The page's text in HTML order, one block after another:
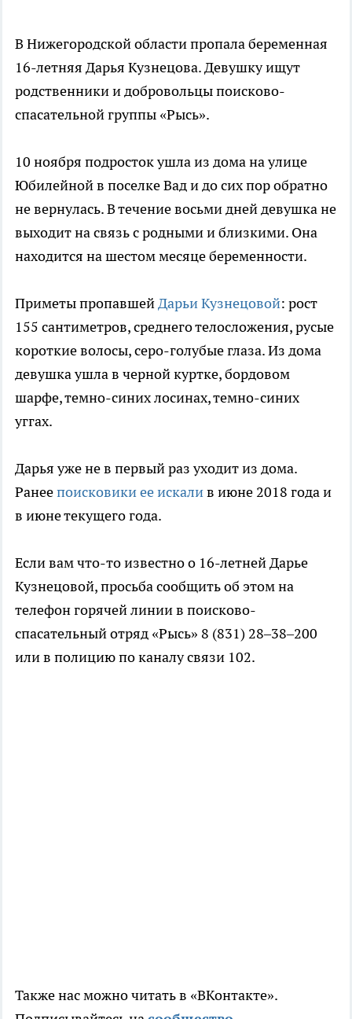
В Нижегородской области пропала беременная
16-летняя Дарья Кузнецова. Девушку ищут
родственники и добровольцы поисково-
спасательной группы «Рысь».
10 ноября подросток ушла из дома на улице
Юбилейной в поселке Вад и до сих пор обратно
не вернулась. В течение восьми дней девушка не
выходит на связь с родными и близкими. Она
находится на шестом месяце беременности.
Приметы пропавшейДарьи Кузнецовой: рост
155 сантиметров, среднего телосложения, русые
короткие волосы, серо-голубые глаза. Из дома
девушка ушла в черной куртке, бордовом
шарфе, темно-синих лосинах, темно-синих
уггах.
Дарья уже не в первый раз уходит из дома.
Ранеепоисковики ее искалив июне 2018 года и
в июне текущего года.
Если вам что-то известно о 16-летней Дарье
Кузнецовой, просьба сообщить об этом на
телефон горячей линии в поисково-
спасательный отряд «Рысь» 8 (831) 28–38–200
или в полицию по каналу связи 102.
Также нас можно читать в «ВКонтакте».